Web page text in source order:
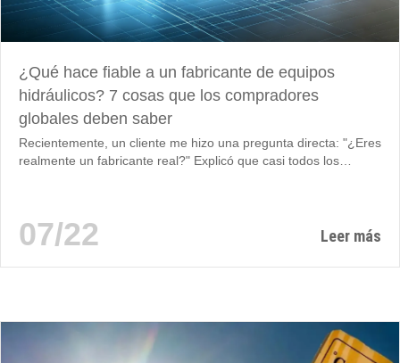
¿Qué hace fiable a un fabricante de equipos
hidráulicos? 7 cosas que los compradores
globales deben saber
Recientemente, un cliente me hizo una pregunta directa: "¿Eres
realmente un fabricante real?" Explicó que casi todos los
confusión es completamente comprensible. Ya sea por el
control de calidad, la competitividad...
07/22 Leer más